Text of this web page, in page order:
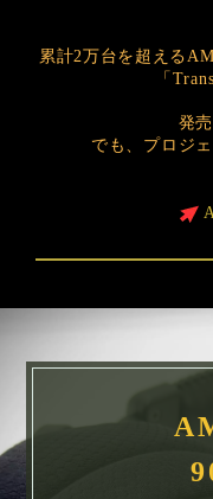
累計2万台を超える
「
発
でも、プロジ